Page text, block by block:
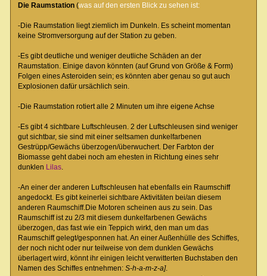
Die Raumstation(was auf den ersten Blick zu sehen ist:
-Die Raumstation liegt ziemlich im Dunkeln. Es scheint momentan
keine Stromversorgung auf der Station zu geben.
-Es gibt deutliche und weniger deutliche Schäden an der
Raumstation. Einige davon könnten (auf Grund von Größe & Form)
Folgen eines Asteroiden sein; es könnten aber genau so gut auch
Explosionen dafür ursächlich sein.
-Die Raumstation rotiert alle 2 Minuten um ihre eigene Achse
-Es gibt 4 sichtbare Luftschleusen. 2 der Luftschleusen sind weniger
gut sichtbar, sie sind mit einer seltsamen dunkelfarbenen
Gestrüpp/Gewächs überzogen/überwuchert. Der Farbton der
Biomasse geht dabei noch am ehesten in Richtung eines sehr
dunklen Lilas.
-An einer der anderen Luftschleusen hat ebenfalls ein Raumschiff
angedockt. Es gibt keinerlei sichtbare Aktivitäten bei/an diesem
anderen Raumschiff.Die Motoren scheinen aus zu sein. Das
Raumschiff ist zu 2/3 mit diesem dunkelfarbenen Gewächs
überzogen, das fast wie ein Teppich wirkt, den man um das
Raumschiff gelegt/gesponnen hat. An einer Außenhülle des Schiffes,
der noch nicht oder nur teilweise von dem dunklen Gewächs
überlagert wird, könnt ihr einigen leicht verwitterten Buchstaben den
Namen des Schiffes entnehmen: S-h-a-m-z-a].